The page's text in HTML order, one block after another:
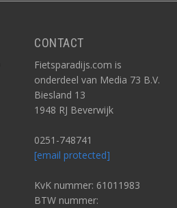
CONTACT
Fietsparadijs.com is
onderdeel van Media 73 B.V.
Biesland 13
1948 RJ Beverwijk
0251-748741
[email protected]
KvK nummer: 61011983
BTW nummer: